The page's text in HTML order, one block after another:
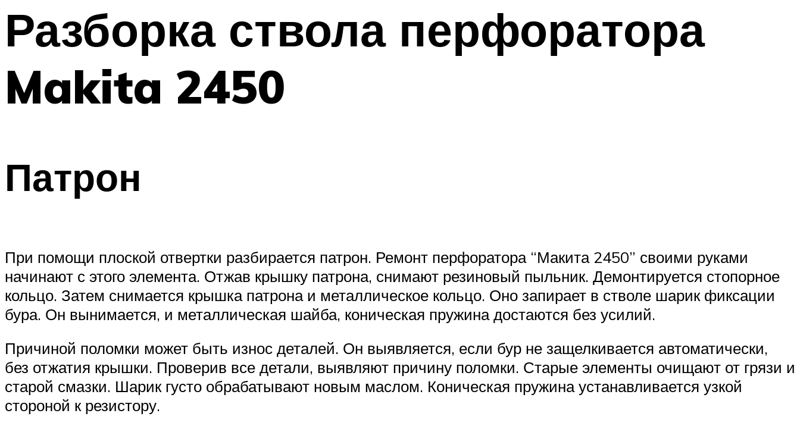
Разборка ствола перфоратора
Makita 2450
Патрон
При помощи плоской отвертки разбирается патрон. Ремонт перфоратора “Макита 2450” своими руками
начинают с этого элемента. Отжав крышку патрона, снимают резиновый пыльник. Демонтируется стопорное
кольцо. Затем снимается крышка патрона и металлическое кольцо. Оно запирает в стволе шарик фиксации
бура. Он вынимается, и металлическая шайба, коническая пружина достаются без усилий.
Причиной поломки может быть износ деталей. Он выявляется, если бур не защелкивается автоматически,
без отжатия крышки. Проверив все детали, выявляют причину поломки. Старые элементы очищают от грязи и
старой смазки. Шарик густо обрабатывают новым маслом. Коническая пружина устанавливается узкой
стороной к резистору.